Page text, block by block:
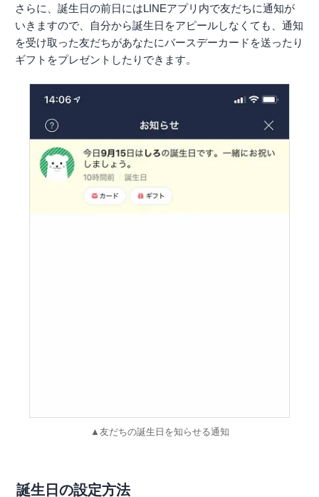
さらに、誕生日の前日にはLINEアプリ内で友だちに通知が
いきますので、自分から誕生日をアピールしなくても、通知
を受け取った友だちがあなたにバースデーカードを送ったり
ギフトをプレゼントしたりできます。
▲友だちの誕生日を知らせる通知
誕生日の設定方法